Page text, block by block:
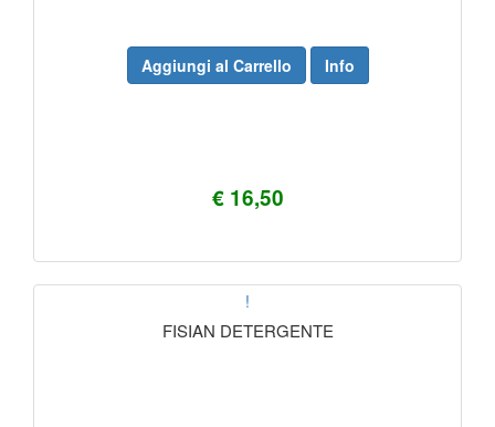
€ 16,50
Aggiungi al Carrello Info
!
FISIAN DETERGENTE